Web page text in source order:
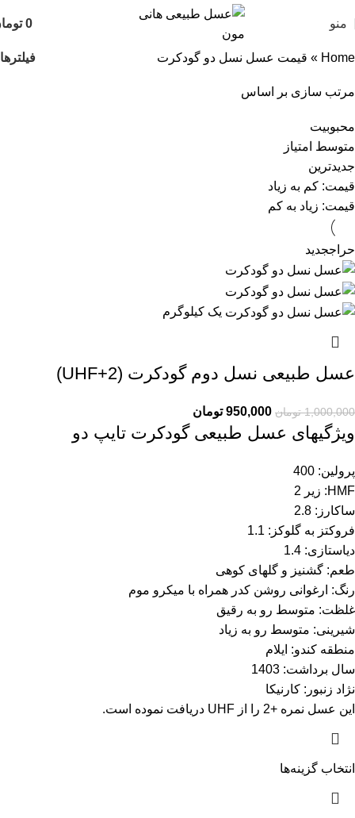
منو 0
Home
» قیمت عسل نسل دو گودکرت فیلترها
مرتب سازی بر اساس
محبوبیت
متوسط امتیاز
جدیدترین
قیمت: کم به زیاد
قیمت: زیاد به کم
حراججدید
یک کیلوگرم
عسل طبیعی نسل دوم گودکرت (UHF+2)
1,000,000 تومان 950,000 تومان
ویژگیهای عسل طبیعی گودکرت تایپ دو
پرولین: 400
HMF: زیر 2
ساکارز: 2.8
فروکتز به گلوکز: 1.1
دیاستازی: 1.4
طعم: گشنیز و گلهای کوهی
رنگ: ارغوانی روشن کدر همراه با میکرو موم
غلظت: متوسط رو به رقیق
شیرینی: متوسط رو به زیاد
منطقه کندو: ایلام
سال برداشت: 1403
نژاد زنبور: کارنیکا
این عسل نمره +2 را از UHF دریافت نموده است.
انتخاب گزینه‌ها